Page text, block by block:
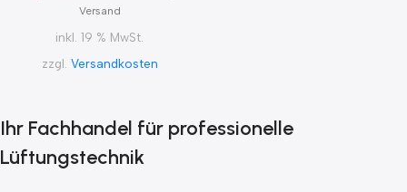
Versand
inkl. 19 % MwSt.
zzgl. Versandkosten
Ihr Fachhandel für professionelle
Lüftungstechnik